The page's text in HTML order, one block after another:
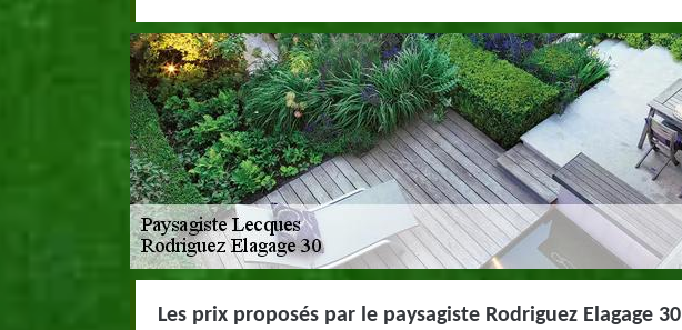
Les prix proposés par le paysagiste Rodriguez Elagage 30